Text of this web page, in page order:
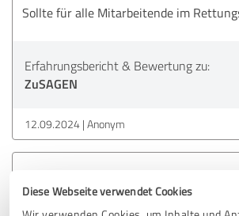
Diese Webseite verwendet Cookies
Sollte für alle Mitarbeitende im
Erfahrungsbericht & Bewertung zu:
ZuSAGEN
12.09.2024 Anonym